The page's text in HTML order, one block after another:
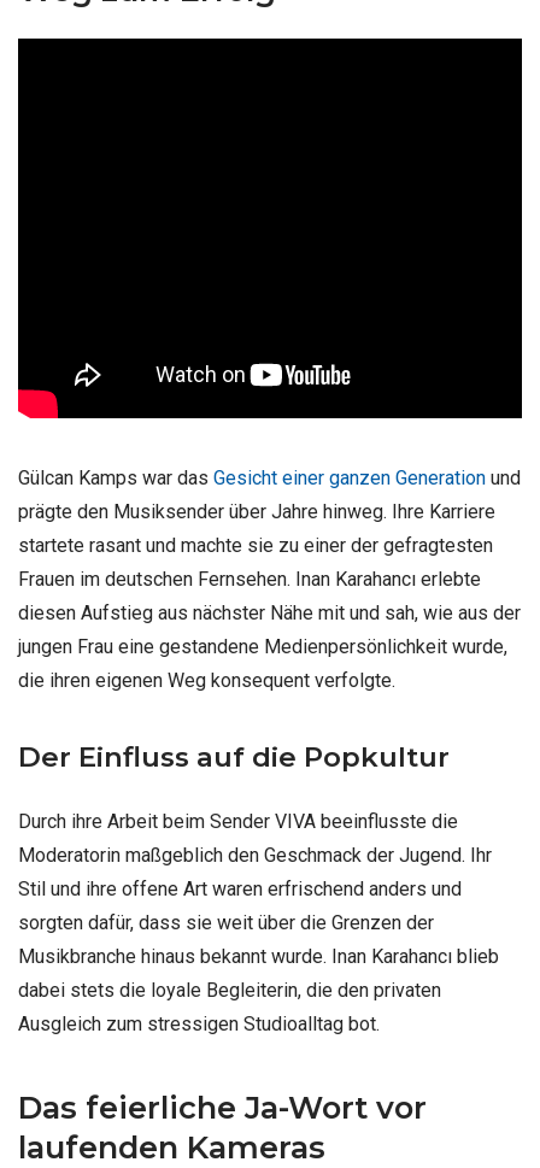
Gülcan Kamps war das Gesicht einer ganzen Generation und
prägte den Musiksender über Jahre hinweg. Ihre Karriere
startete rasant und machte sie zu einer der gefragtesten
Frauen im deutschen Fernsehen. Inan Karahancı erlebte
diesen Aufstieg aus nächster Nähe mit und sah, wie aus der
jungen Frau eine gestandene Medienpersönlichkeit wurde,
die ihren eigenen Weg konsequent verfolgte.
Der Einfluss auf die Popkultur
Durch ihre Arbeit beim Sender VIVA beeinflusste die
Moderatorin maßgeblich den Geschmack der Jugend. Ihr
Stil und ihre offene Art waren erfrischend anders und
sorgten dafür, dass sie weit über die Grenzen der
Musikbranche hinaus bekannt wurde. Inan Karahancı blieb
dabei stets die loyale Begleiterin, die den privaten
Ausgleich zum stressigen Studioalltag bot.
Das feierliche Ja-Wort vor
laufenden Kameras